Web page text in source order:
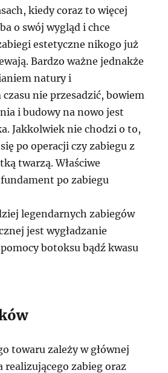
kiedy coraz to więcej
o swój wygląd i chce
estetyczne nikogo już
Bardzo ważne jednakże
natury i
nie przesadzić, bowiem
i budowy na nowo jest
Jakkolwiek nie chodzi o to,
po operacji czy zabiegu z
twarzą. Właściwe
po zabiegu
legendarnych zabiegów
jest wygładzanie
botoksu bądź kwasu
towaru zależy w głównej
realizującego zabieg oraz